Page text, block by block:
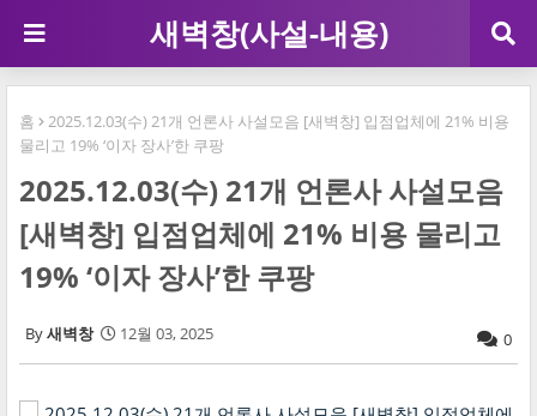
새벽창(사설-내용)
홈
2025.12.03(수) 21개 언론사 사설모음 [새벽창] 입점업체에 21% 비용
물리고 19% ‘이자 장사’한 쿠팡
2025.12.03(수) 21개 언론사 사설모음
[새벽창] 입점업체에 21% 비용 물리고
19% ‘이자 장사’한 쿠팡
새벽창 12월 03, 2025 0